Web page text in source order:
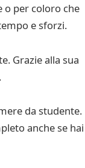
o per coloro che
e sforzi.
Grazie alla sua
da studente.
anche se hai